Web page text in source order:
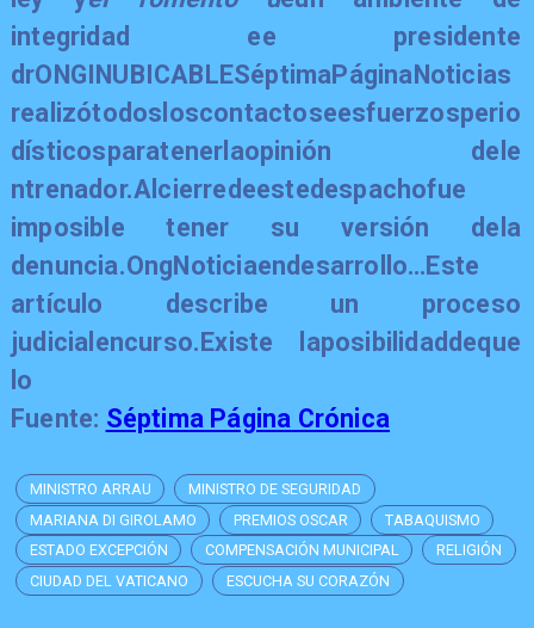
integridad ee presidente
d rONGINUBICABLESéptimaPáginaNoticias
realizótodosloscontactoseesfuerzosperio
dísticosparatenerlaopinión dele
ntrenador.Alcierredeestedespachofue
imposible tener su versión dela
denuncia.OngNoticiaendesarrollo…Este
artículo describe un proceso
judicialencurso.Existe laposibilidaddeque
lo
Fuente: Séptima Página Crónica
MINISTRO ARRAU
MINISTRO DE SEGURIDAD
MARIANA DI GIROLAMO
PREMIOS OSCAR
TABAQUISMO
ESTADO EXCEPCIÓN
COMPENSACIÓN MUNICIPAL
RELIGIÓN
CIUDAD DEL VATICANO
ESCUCHA SU CORAZÓN